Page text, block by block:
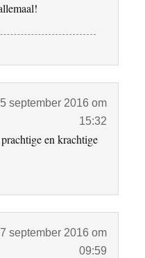
5 september 2016 om
15:32
en krachtige
7 september 2016 om
09:59